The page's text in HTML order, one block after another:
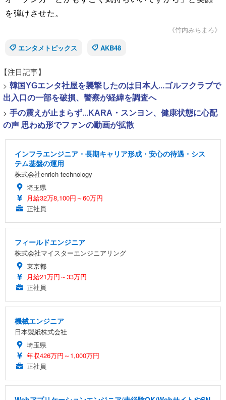
を弾けさせた。
《竹内みちまろ》
エンタメトピックス
AKB48
【注目記事】
> 韓国YGエンタ社屋を襲撃したのは日本人...ゴルフクラブで
出入口の一部を破損、警察が経緯を調査へ
> 手の震えが止まらず...KARA・スンヨン、健康状態に心配
の声 思わぬ形でファンの動画が拡散
インフラエンジニア・長期キャリア形成・安心の待遇・シス
テム基盤の運用
株式会社enrich technology
埼玉県
月給32万8,100円～60万円
正社員
フィールドエンジニア
株式会社マイスターエンジニアリング
東京都
月給21万円～33万円
正社員
機械エンジニア
日本製紙株式会社
埼玉県
年収426万円～1,000万円
正社員